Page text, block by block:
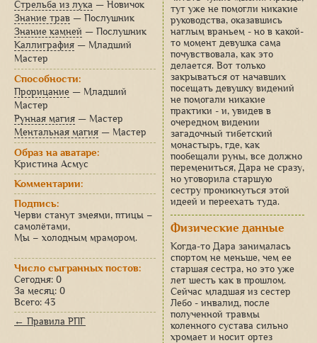
Стрельба из лука — Новичок
Знание трав — Послушник
Знание камней — Послушник
Каллиграфия — Младший
Мастер
Способности:
Прорицание — Младший
Мастер
Рунная магия — Мастер
Ментальная магия — Мастер
Образ на аватаре:
Кристина Асмус
Комментарии:
Подпись:
Черви станут змеями, птицы –
самолётами,
Мы – холодным мрамором.
Число сыгранных постов:
Сегодня: 0
За месяц: 0
Всего: 43
← Правила РПГ
тут уже не помогли никакие
руководства, оказавшись
наглым враньем - но в какой-
то момент девушка сама
почувствовала, как это
делается. Вот только
закрываться от начавших
посещать девушку видений
не помогали никакие
практики - и, увидев в
очередном видении
загадочный тибетский
монастырь, где, как
пообещали руны, все должно
перемениться, Дара не сразу,
но уговорила старшую
сестру проникнуться этой
идеей и переехать туда.
Физические данные
Когда-то Дара занималась
спортом не меньше, чем ее
старшая сестра, но это уже
лет шесть как в прошлом.
Сейчас младшая из сестер
Лебо - инвалид, после
полученной травмы
коленного сустава сильно
хромает и носит ортез